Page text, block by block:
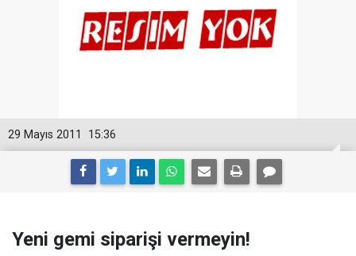
15:36
29 Mayıs 2011
Yeni gemi siparişi vermeyin!